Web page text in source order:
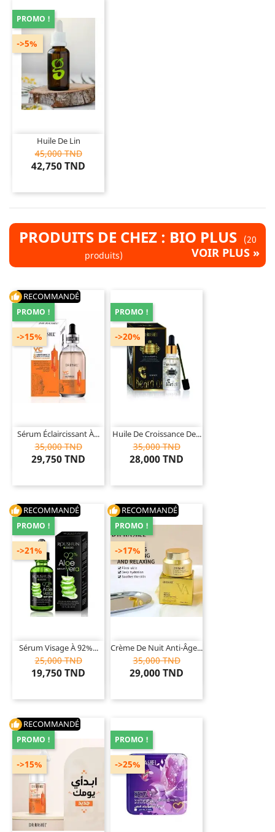
Huile De Lin
45,000 TND
42,750 TND
PROMO !
->5%
PRODUITS DE CHEZ : BIO PLUS
(20
produits)
VOIR PLUS »
thumb_up RECOMMANDÉ
Sérum Éclaircissant À...
35,000 TND
29,750 TND
PROMO !
->15%
Huile De Croissance De...
35,000 TND
28,000 TND
PROMO !
->20%
thumb_up RECOMMANDÉ
Sérum Visage À 92%...
25,000 TND
19,750 TND
PROMO !
->21%
thumb_up RECOMMANDÉ
Crème De Nuit Anti-Âge...
35,000 TND
29,000 TND
->17%
PROMO !
thumb_up RECOMMANDÉ
PROMO !
->15%
PROMO !
->25%